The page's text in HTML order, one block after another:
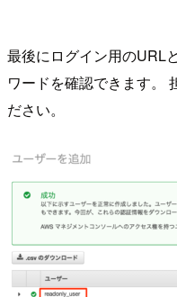
最後にログイン用のURL
ワードを確認できます。
ださい。